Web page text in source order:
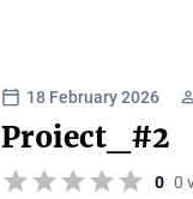
18 February 2026
Proiect_#2
0 0